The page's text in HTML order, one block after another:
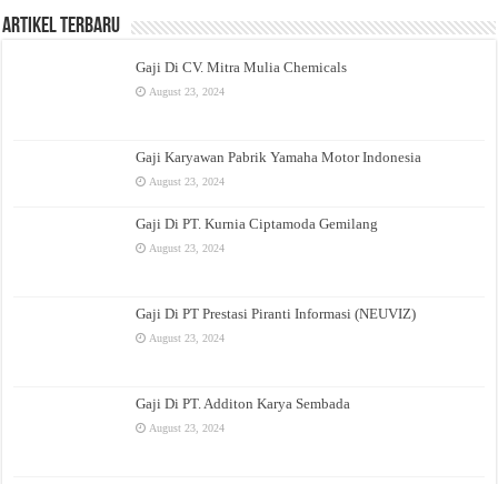
Artikel Terbaru
Gaji Di CV. Mitra Mulia Chemicals
August 23, 2024
Gaji Karyawan Pabrik Yamaha Motor Indonesia
August 23, 2024
Gaji Di PT. Kurnia Ciptamoda Gemilang
August 23, 2024
Gaji Di PT Prestasi Piranti Informasi (NEUVIZ)
August 23, 2024
Gaji Di PT. Additon Karya Sembada
August 23, 2024